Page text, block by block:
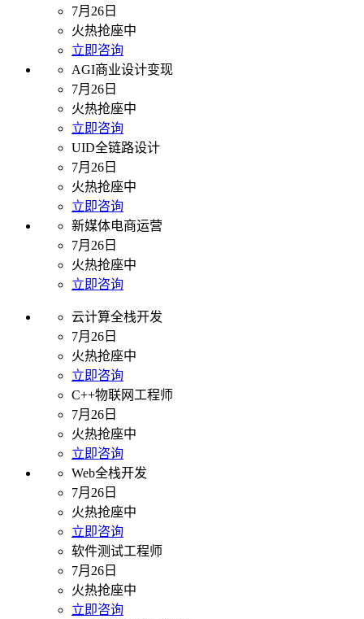
7月26日
火热抢座中
立即咨询
AGI商业设计变现
7月26日
火热抢座中
立即咨询
UID全链路设计
7月26日
火热抢座中
立即咨询
新媒体电商运营
7月26日
火热抢座中
立即咨询
云计算全栈开发
7月26日
火热抢座中
立即咨询
C++物联网工程师
7月26日
火热抢座中
立即咨询
Web全栈开发
7月26日
火热抢座中
立即咨询
软件测试工程师
7月26日
火热抢座中
立即咨询